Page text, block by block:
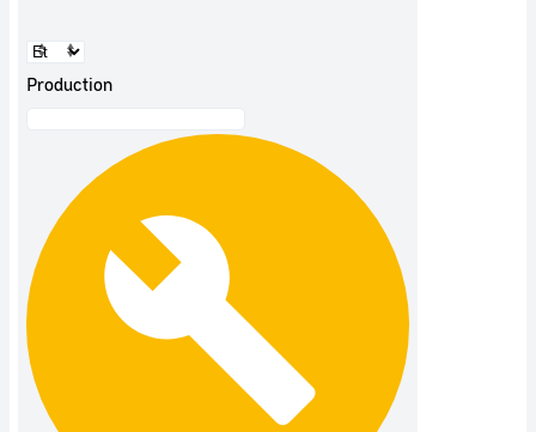
Production